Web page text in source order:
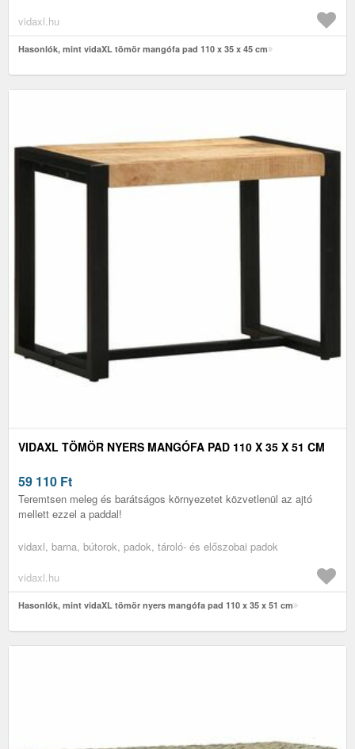
vidaxl.hu
Hasonlók, mint vidaXL tömör mangófa pad 110 x 35 x 45 cm
VIDAXL TÖMÖR NYERS MANGÓFA PAD 110 X 35 X 51 CM
59 110 Ft
Teremtsen meleg és barátságos környezetet közvetlenül az ajtó
mellett ezzel a paddal!
vidaxl, barna, bútorok, padok, tároló- és előszobai padok
vidaxl.hu
Hasonlók, mint vidaXL tömör nyers mangófa pad 110 x 35 x 51 cm